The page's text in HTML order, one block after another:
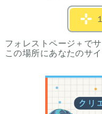
フォレストページ＋で
この場所にあなたのサ